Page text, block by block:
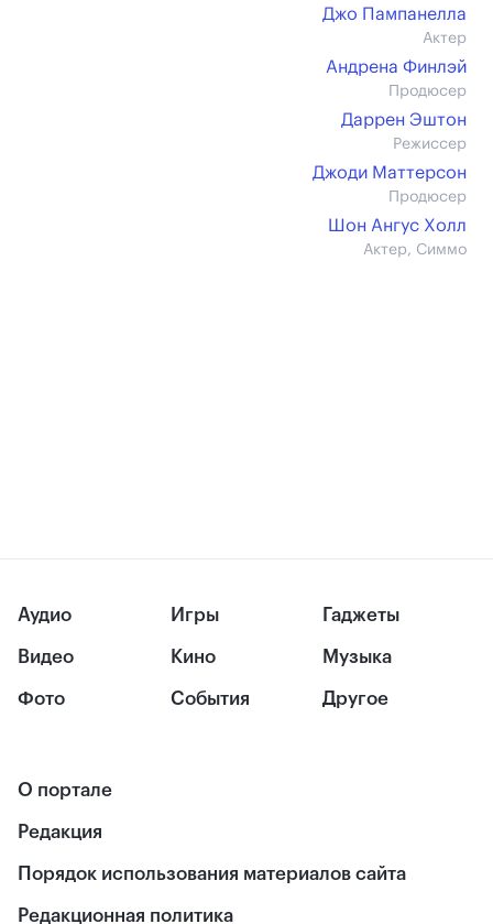
Джо Пампанелла
Актер
Андрена Финлэй
Продюсер
Даррен Эштон
Режиссер
Джоди Маттерсон
Продюсер
Шон Ангус Холл
Актер, Симмо
Аудио
Видео
Фото
Игры
Кино
События
Гаджеты
Музыка
Другое
О портале
Редакция
Порядок использования материалов сайта
Редакционная политика